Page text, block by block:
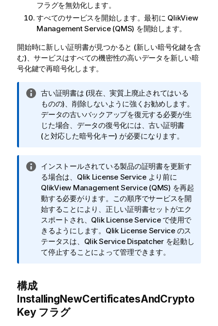
フラグを無効化します。
すべてのサービスを開始します。最初に QlikView
Management Service (QMS) を開始します。
開始時に新しい証明書が見つかると (新しい暗号化鍵を含
む)、サービスはすべての機密性の高いデータを新しい暗
号化鍵で再暗号化します。
情
報
メ
モ
古い証明書は (現在、実質上廃止されてはいる
ものの)、削除しないように強くお勧めします。
データの古いバックアップを復元する必要が生
じた場合、データの復号化には、古い証明書
(と対応した暗号化キー) が必要になります。
情
報
メ
モ
インストールされている製品の証明書を更新す
る場合は、 QlikLicense Service より前に
QlikView Management Service (QMS) を再起
動する必要がります。この順序でサービスを開
始することにより、正しい証明書セットがエク
スポートされ、 QlikLicense Service で使用で
きるようにします。 QlikLicense Service のス
テータスは、 QlikService Dispatcher を起動し
て停止することによって管理できます。
構成
InstallingNewCertificatesAndCrypto
Keyフラグ